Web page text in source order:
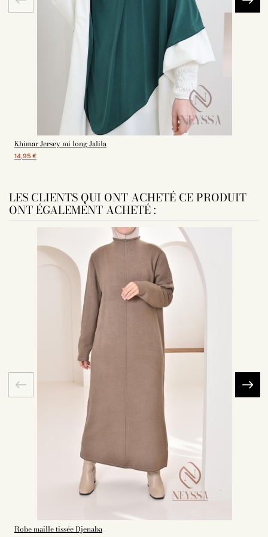
Khimar Jersey mi long Jalila
14,95 €
LES CLIENTS QUI ONT ACHETÉ CE PRODUIT
ONT ÉGALEMENT ACHETÉ :
Robe maille tissée Djenaba